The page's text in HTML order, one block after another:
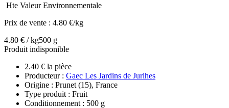
Hte Valeur Environnementale
Prix de vente : 4.80 €/kg
4.80 € / kg500 g
Produit indisponible
2.40 € la pièce
Producteur : Gaec Les Jardins de Jurlhes
Origine : Prunet (15), France
Type produit : Fruit
Conditionnement : 500 g